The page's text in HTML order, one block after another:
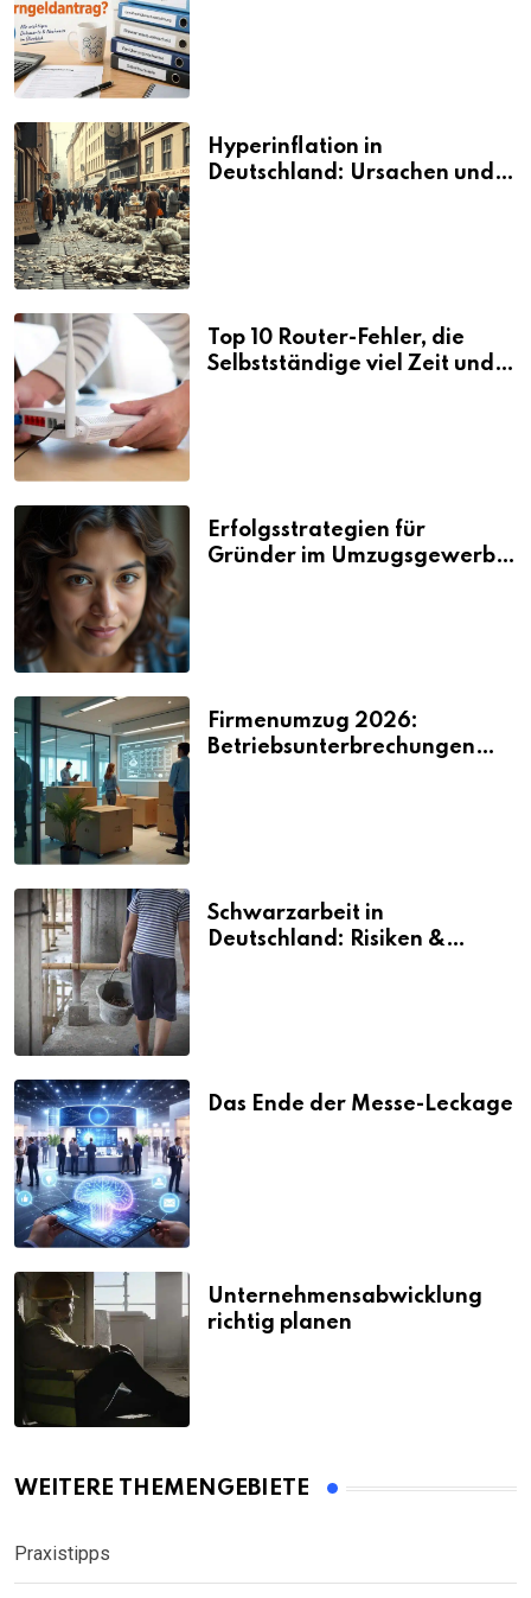
Hyperinflation in
Deutschland: Ursachen und
Top 10 Router-Fehler, die
Selbstständige viel Zeit und
Erfolgsstrategien für
Gründer im Umzugsgewerbe
Firmenumzug 2026:
Betriebsunterbrechungen
Schwarzarbeit in
Deutschland: Risiken &
Das Ende der Messe-Leckage
Unternehmensabwicklung
richtig planen
WEITERE THEMENGEBIETE
Praxistipps